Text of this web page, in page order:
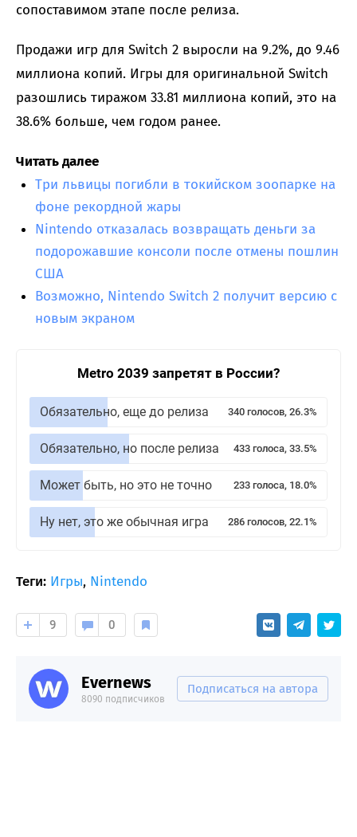
сопоставимом этапе после релиза.
Продажи игр для Switch 2 выросли на 9.2%, до 9.46
миллиона копий. Игры для оригинальной Switch
разошлись тиражом 33.81 миллиона копий, это на
38.6% больше, чем годом ранее.
Читать далее
Три львицы погибли в токийском зоопарке на
фоне рекордной жары
Nintendo отказалась возвращать деньги за
подорожавшие консоли после отмены пошлин
США
Возможно, Nintendo Switch 2 получит версию с
новым экраном
Metro 2039 запретят в России?
Обязательно, еще до релиза 340 голосов, 26.3%
Обязательно, но после релиза 433 голоса, 33.5%
Может быть, но это не точно 233 голоса, 18.0%
Ну нет, это же обычная игра 286 голосов, 22.1%
Теги: Игры, Nintendo
9 0
Evernews
8090 подписчиков
Подписаться на автора